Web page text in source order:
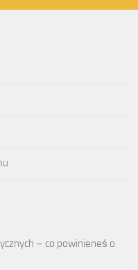
– co powinieneś o